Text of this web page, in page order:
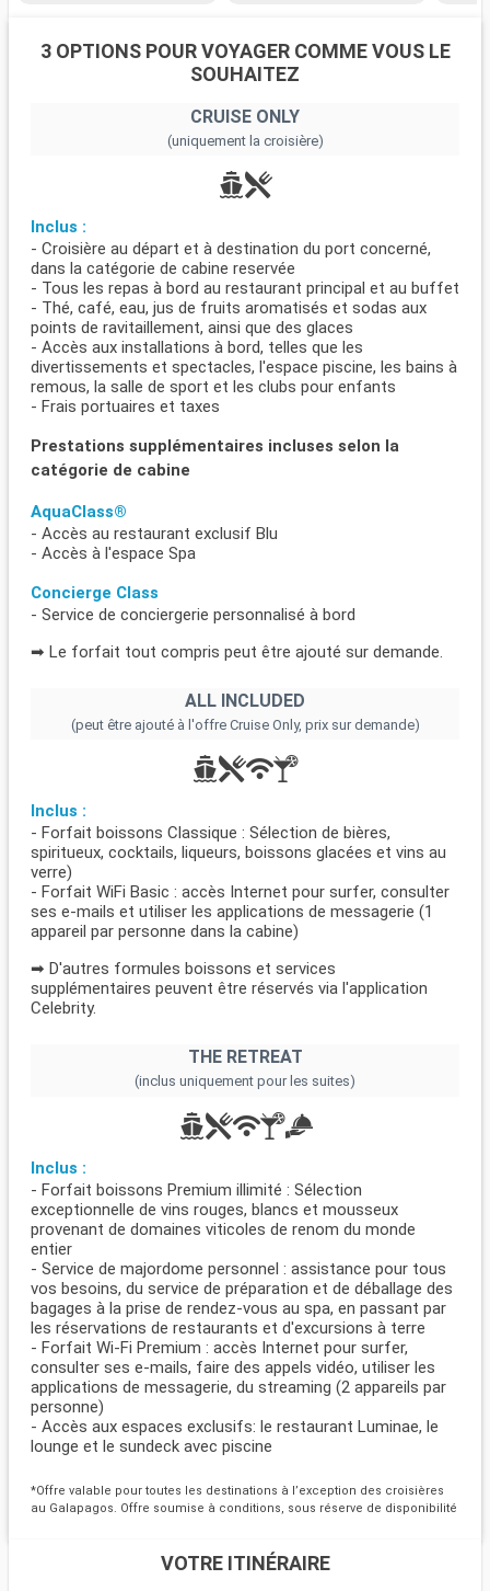
3 OPTIONS POUR VOYAGER COMME VOUS LE
SOUHAITEZ
CRUISE ONLY
(uniquement la croisière)
Inclus :
- Croisière au départ et à destination du port concerné,
dans la catégorie de cabine reservée
- Tous les repas à bord au restaurant principal et au buffet
- Thé, café, eau, jus de fruits aromatisés et sodas aux
points de ravitaillement, ainsi que des glaces
- Accès aux installations à bord, telles que les
divertissements et spectacles, l'espace piscine, les bains à
remous, la salle de sport et les clubs pour enfants
- Frais portuaires et taxes
Prestations supplémentaires incluses selon la
catégorie de cabine
AquaClass®
- Accès au restaurant exclusif Blu
- Accès à l'espace Spa
Concierge Class
- Service de conciergerie personnalisé à bord
➡ Le forfait tout compris peut être ajouté sur demande.
ALL INCLUDED
(peut être ajouté à l'offre Cruise Only, prix sur demande)
Inclus :
- Forfait boissons Classique : Sélection de bières,
spiritueux, cocktails, liqueurs, boissons glacées et vins au
verre)
- Forfait WiFi Basic : accès Internet pour surfer, consulter
ses e-mails et utiliser les applications de messagerie (1
appareil par personne dans la cabine)
➡ D'autres formules boissons et services
supplémentaires peuvent être réservés via l'application
Celebrity.
THE RETREAT
(inclus uniquement pour les suites)
Inclus :
- Forfait boissons Premium illimité : Sélection
exceptionnelle de vins rouges, blancs et mousseux
provenant de domaines viticoles de renom du monde
entier
- Service de majordome personnel : assistance pour tous
vos besoins, du service de préparation et de déballage des
bagages à la prise de rendez-vous au spa, en passant par
les réservations de restaurants et d'excursions à terre
- Forfait Wi-Fi Premium : accès Internet pour surfer,
consulter ses e-mails, faire des appels vidéo, utiliser les
applications de messagerie, du streaming (2 appareils par
personne)
- Accès aux espaces exclusifs: le restaurant Luminae, le
lounge et le sundeck avec piscine
*Offre valable pour toutes les destinations à l’exception des croisières
au Galapagos. Offre soumise à conditions, sous réserve de disponibilité
VOTRE ITINÉRAIRE